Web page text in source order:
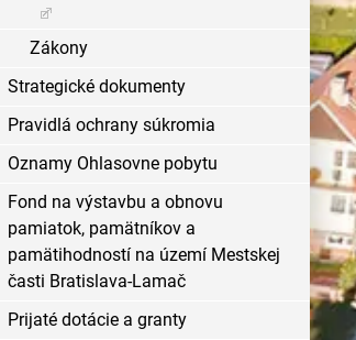
Zákony
Strategické dokumenty
Pravidlá ochrany súkromia
Oznamy Ohlasovne pobytu
Fond na výstavbu a obnovu
pamiatok, pamätníkov a
pamätihodností na území Mestskej
časti Bratislava-Lamač
Prijaté dotácie a granty